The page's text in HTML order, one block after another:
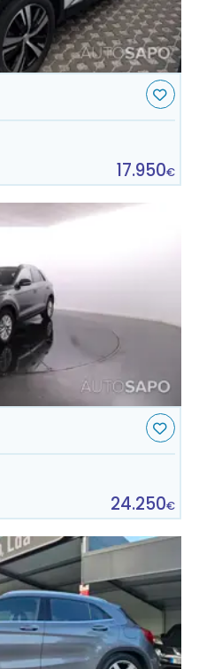
17.950€
24.250€